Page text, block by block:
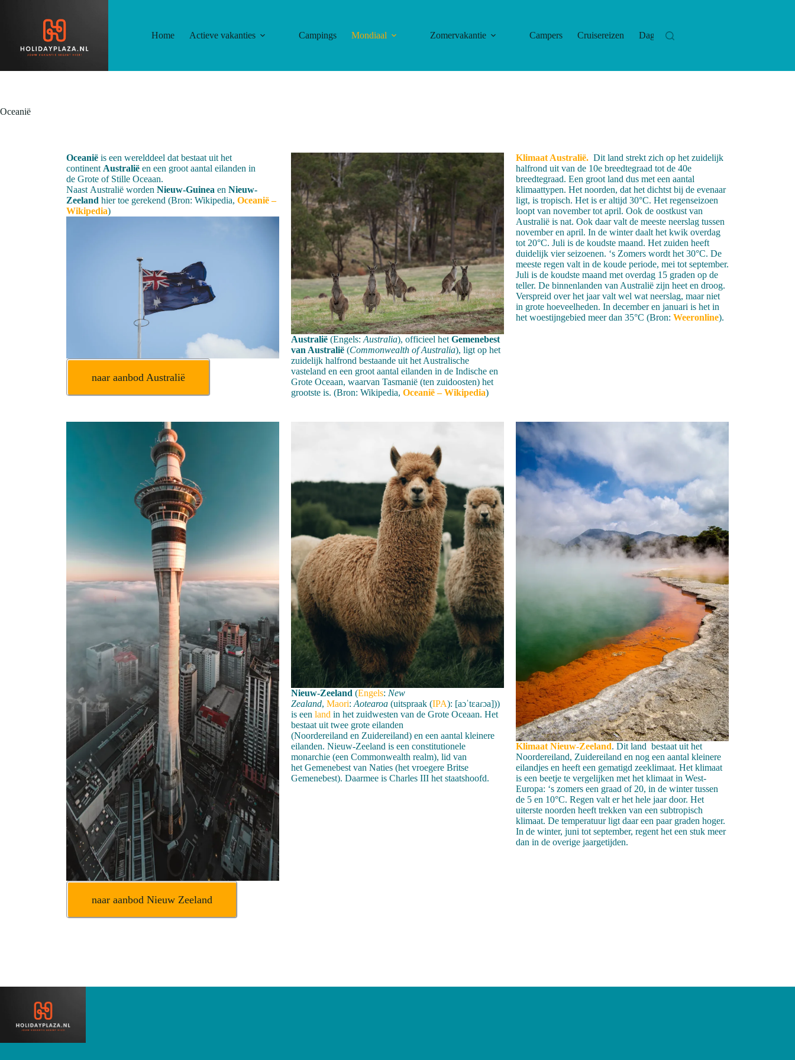
Home Actieve vakanties Campings Mondiaal Zomervakantie Campers Cruisereizen Dagtrips
Oceanië
Oceanië is een werelddeel dat bestaat uit het
continent Australië en een groot aantal eilanden in
de Grote of Stille Oceaan.
Naast Australië worden Nieuw-Guinea en Nieuw-
Zeeland hier toe gerekend (Bron: Wikipedia, Oceanië –
Wikipedia)
naar aanbod Australië
Australië(Engels: Australia), officieel het Gemenebest
van Australië(Commonwealth of Australia), ligt op het
zuidelijk halfrond bestaande uit het Australische
vasteland en een groot aantal eilanden in de Indische en
Grote Oceaan, waarvan Tasmanië (ten zuidoosten) het
grootste is. (Bron: Wikipedia, Oceanië – Wikipedia)
Klimaat Australië.Dit land strekt zich op het zuidelijk
halfrond uit van de 10e breedtegraad tot de 40e
breedtegraad. Een groot land dus met een aantal
klimaattypen. Het noorden, dat het dichtst bij de evenaar
ligt, is tropisch. Het is er altijd 30°C. Het regenseizoen
loopt van november tot april. Ook de oostkust van
Australië is nat. Ook daar valt de meeste neerslag tussen
november en april. In de winter daalt het kwik overdag
tot 20°C. Juli is de koudste maand. Het zuiden heeft
duidelijk vier seizoenen. ‘s Zomers wordt het 30°C. De
meeste regen valt in de koude periode, mei tot september.
Juli is de koudste maand met overdag 15 graden op de
teller. De binnenlanden van Australië zijn heet en droog.
Verspreid over het jaar valt wel wat neerslag, maar niet
in grote hoeveelheden. In december en januari is het in
het woestijngebied meer dan 35°C (Bron: Weeronline).
naar aanbod Nieuw Zeeland
Nieuw-Zeeland (Engels: New
Zealand, Maori: Aotearoa(uitspraak (IPA): [aɔˈtɛaɾɔa]))
is een land in het zuidwesten van de Grote Oceaan. Het
bestaat uit twee grote eilanden
(Noordereiland en Zuidereiland) en een aantal kleinere
eilanden. Nieuw-Zeeland is een constitutionele
monarchie (een Commonwealth realm), lid van
het Gemenebest van Naties (het vroegere Britse
Gemenebest). Daarmee is Charles III het staatshoofd.
Klimaat Nieuw-Zeeland. Dit land bestaat uit het
Noordereiland, Zuidereiland en nog een aantal kleinere
eilandjes en heeft een gematigd zeeklimaat. Het klimaat
is een beetje te vergelijken met het klimaat in West-
Europa: ‘s zomers een graad of 20, in de winter tussen
de 5 en 10°C. Regen valt er het hele jaar door. Het
uiterste noorden heeft trekken van een subtropisch
klimaat. De temperatuur ligt daar een paar graden hoger.
In de winter, juni tot september, regent het een stuk meer
dan in de overige jaargetijden.